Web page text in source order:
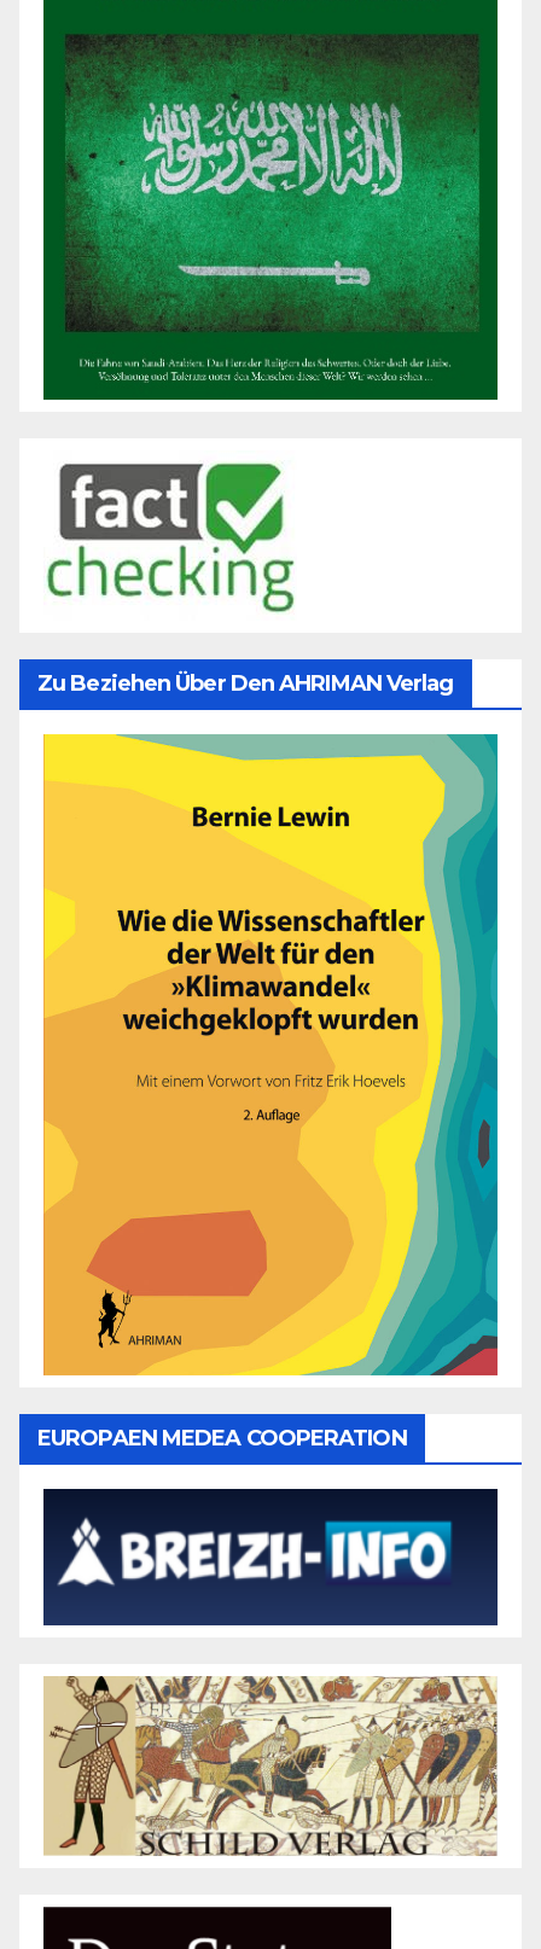
Zu Beziehen Über Den AHRIMAN Verlag
EUROPAEN MEDEA COOPERATION